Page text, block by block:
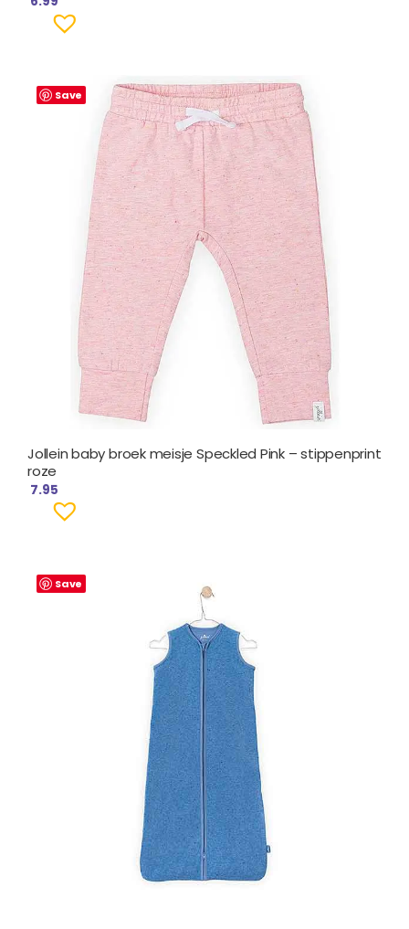
Save
Jollein baby broek meisje Speckled Pink – stippenprint
roze
7.95
Save